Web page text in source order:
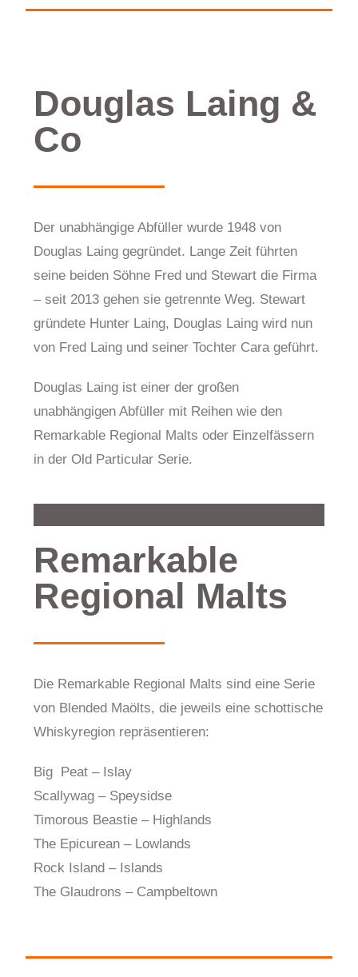
Douglas Laing &
Co
Der unabhängige Abfüller wurde 1948 von
Douglas Laing gegründet. Lange Zeit führten
seine beiden Söhne Fred und Stewart die Firma
– seit 2013 gehen sie getrennte Weg. Stewart
gründete Hunter Laing, Douglas Laing wird nun
von Fred Laing und seiner Tochter Cara geführt.
Douglas Laing ist einer der großen
unabhängigen Abfüller mit Reihen wie den
Remarkable Regional Malts oder Einzelfässern
in der Old Particular Serie.
Remarkable
Regional Malts
Die Remarkable Regional Malts sind eine Serie
von Blended Maölts, die jeweils eine schottische
Whiskyregion repräsentieren:
Big Peat – Islay
Scallywag – Speysidse
Timorous Beastie – Highlands
The Epicurean – Lowlands
Rock Island – Islands
The Glaudrons – Campbeltown